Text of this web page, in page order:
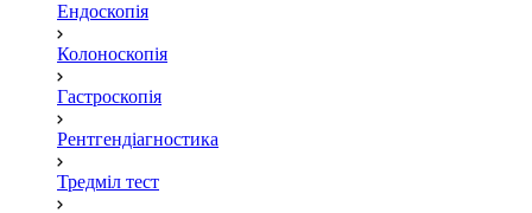
Ендоскопія
Колоноскопія
Гастроскопія
Рентгендіагностика
Тредміл тест